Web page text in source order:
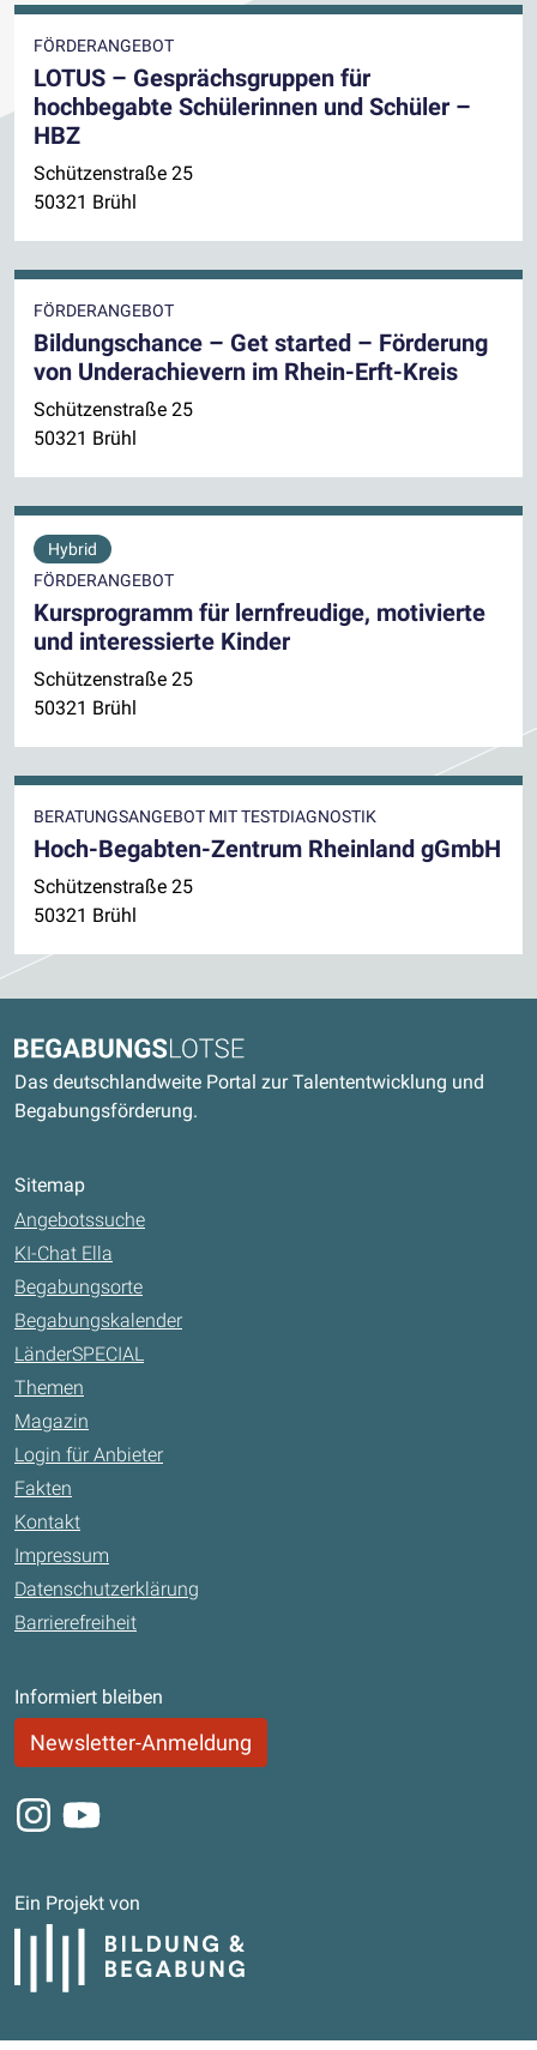
FÖRDERANGEBOT
LOTUS – Gesprächsgruppen für
hochbegabte Schülerinnen und Schüler –
HBZ
Schützenstraße 25
50321 Brühl
FÖRDERANGEBOT
Bildungschance – Get started – Förderung
von Underachievern im Rhein-Erft-Kreis
Schützenstraße 25
50321 Brühl
Hybrid
FÖRDERANGEBOT
Kursprogramm für lernfreudige, motivierte
und interessierte Kinder
Schützenstraße 25
50321 Brühl
BERATUNGSANGEBOT MIT TESTDIAGNOSTIK
Hoch-Begabten-Zentrum Rheinland gGmbH
Schützenstraße 25
50321 Brühl
Begabungslotse
Das deutschlandweite Portal zur Talententwicklung und
Begabungsförderung.
Sitemap
Angebotssuche
KI-Chat Ella
Begabungsorte
Begabungskalender
LänderSPECIAL
Themen
Magazin
Login für Anbieter
Fakten
Kontakt
Impressum
Datenschutzerklärung
Barrierefreiheit
Informiert bleiben
Newsletter-Anmeldung
Instagram
Youtube
Ein Projekt von
Bildung und Begabung